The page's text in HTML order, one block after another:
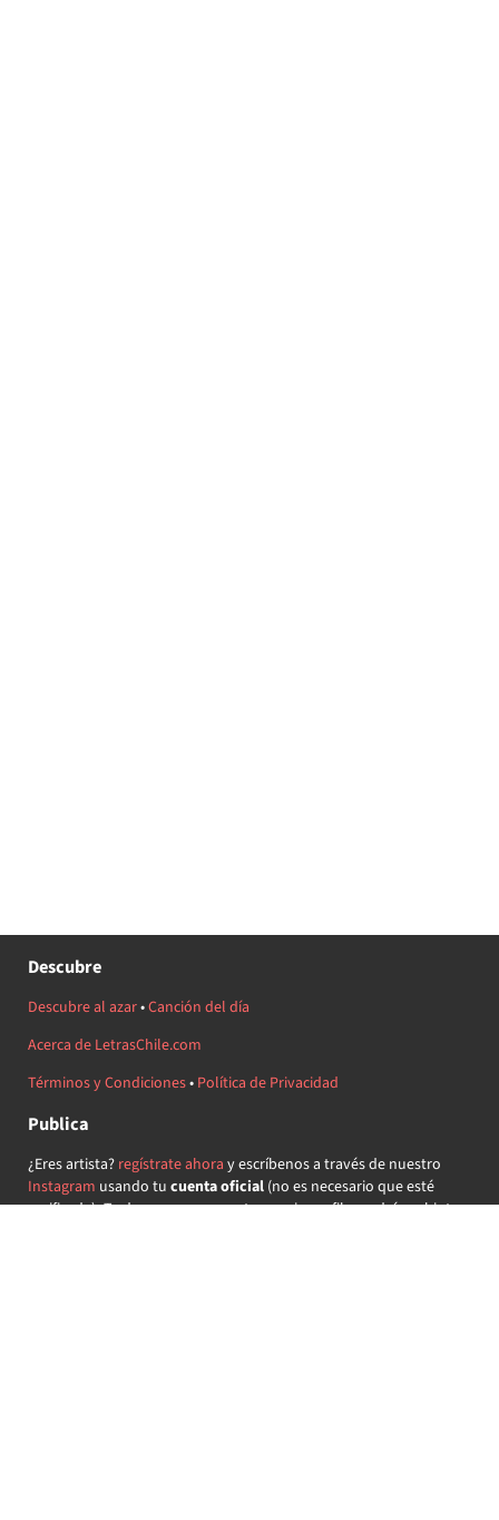
Descubre
Descubre al azar•Canción del día
Acerca de LetrasChile.com
Términos y Condiciones• Política de Privacidad
Publica
¿Eres artista? regístrate ahora y escríbenos a través de nuestro
Instagram usando tu cuenta oficial(no es necesario que esté
verificada) ¡Te daremos acceso a tu propio perfil y podrás subir tus